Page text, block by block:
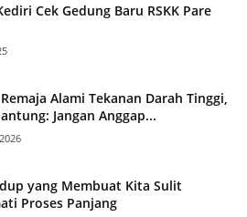
Cek Gedung Baru RSKK Pare
Alami Tekanan Darah Tinggi,
Jangan Anggap...
yang Membuat Kita Sulit
Proses Panjang